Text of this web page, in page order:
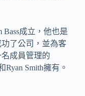
Bass成立，他也是
了公司，並為客
成員管理的
Ryan Smith擁有。